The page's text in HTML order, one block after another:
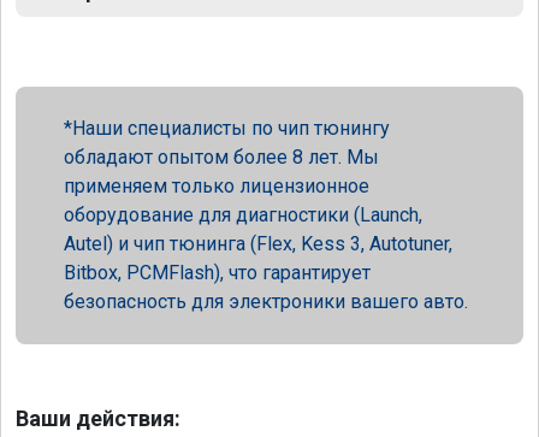
Наши специалисты по чип тюнингу
обладают опытом более 8 лет. Мы
применяем только лицензионное
оборудование для диагностики (Launch,
Autel) и чип тюнинга (Flex, Kess 3, Autotuner,
Bitbox, PCMFlash), что гарантирует
безопасность для электроники вашего авто.
Ваши действия: